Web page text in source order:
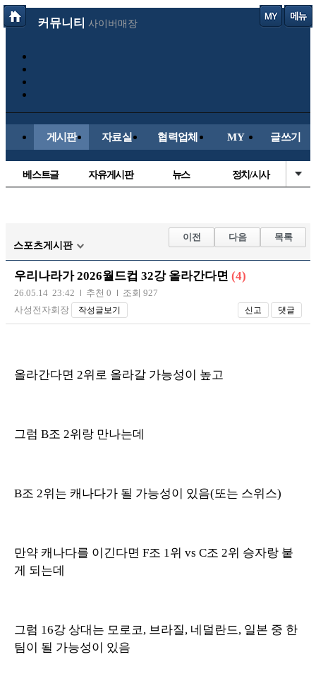
커뮤니티 사이버매장
게시판 자료실 협력업체 MY 글쓰기
베스트글 자유게시판 뉴스 정치/시사
해외축구
국내축구
스포츠게시판
이전 다음 목록
우리나라가 2026월드컵 32강 올라간다면 (4)
26.05.14 23:42 추천 0
조회 927
사성전자회장
작성글보기 신고 댓글
올라간다면 2위로 올라갈 가능성이 높고
그럼 B조 2위랑 만나는데
B조 2위는 캐나다가 될 가능성이 있음(또는 스위스)
만약 캐나다를 이긴다면 F조 1위 vs C조 2위 승자랑 붙
게 되는데
그럼 16강 상대는 모로코, 브라질, 네덜란드, 일본 중 한
팀이 될 가능성이 있음